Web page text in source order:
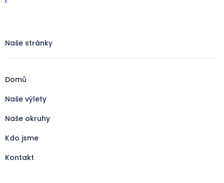
Naše stránky
Domů
Naše výlety
Naše okruhy
Kdo jsme
Kontakt